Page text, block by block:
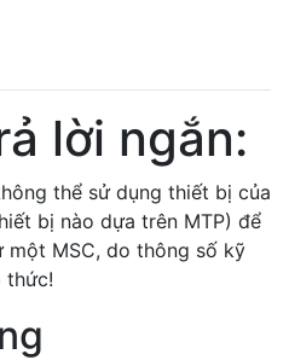
lời ngắn:
thể sử dụng thiết bị của
bị nào dựa trên MTP) để
một MSC, do thông số kỹ
thức!